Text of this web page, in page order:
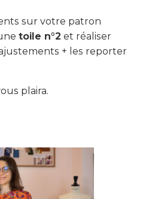
sur votre patron
toile n°2 et réaliser
+ les reporter
plaira.